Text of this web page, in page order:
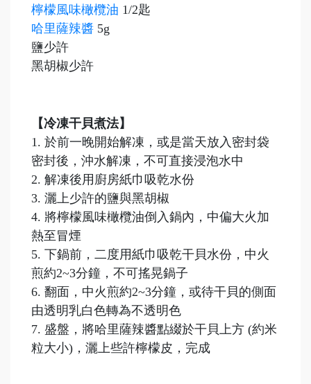
檸檬風味橄欖油 1/2匙
哈里薩辣醬 5g
鹽少許
黑胡椒少許
【冷凍干貝煮法】
1. 於前一晚開始解凍，或是當天放入密封袋
密封後，沖水解凍，不可直接浸泡水中
2. 解凍後用廚房紙巾吸乾水份
3. 灑上少許的鹽與黑胡椒
4. 將檸檬風味橄欖油倒入鍋內，中偏大火加
熱至冒煙
5. 下鍋前，二度用紙巾吸乾干貝水份，中火
煎約2~3分鐘，不可搖晃鍋子
6. 翻面，中火煎約2~3分鐘，或待干貝的側面
由透明乳白色轉為不透明色
7. 盛盤，將哈里薩辣醬點綴於干貝上方 (約米
粒大小)，灑上些許檸檬皮，完成